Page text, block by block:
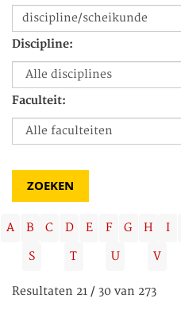
Discipline:
Faculteit:
A B C D E F G H I
S
T U V
Resultaten 21 / 30 van 273